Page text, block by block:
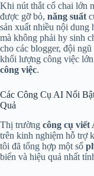
Khi nút thắt cổ chai lớn
được gỡ bỏ, năng suất
sản xuất nhiều nội dung
mà không phải hy sinh
cho các blogger, đội
khối lượng công việc
công việc.
Các Công Cụ AI Nổi
Quả
Thị trường công cụ viết
trên kinh nghiệm hỗ trợ
tôi đã tổng hợp một số
biến và hiệu quả nhất